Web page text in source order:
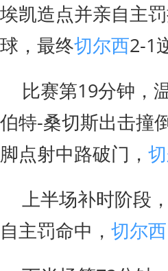
埃凯造点并亲自主罚
球，最终切尔西2-1
比赛第19分钟，
伯特-桑切斯出击撞
脚点射中路破门，
上半场补时阶段
自主罚命中， 切尔西